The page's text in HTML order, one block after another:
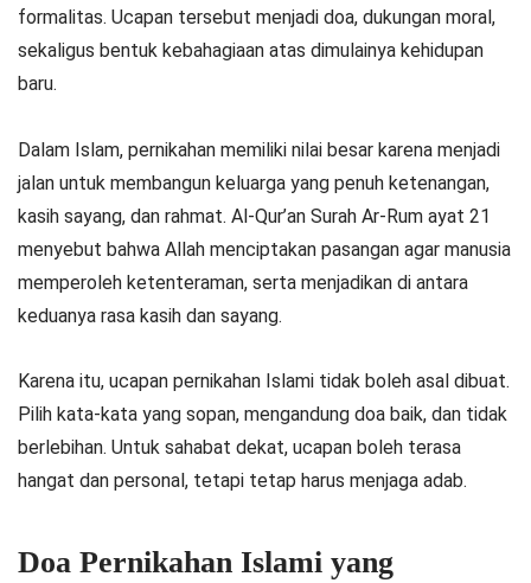
formalitas. Ucapan tersebut menjadi doa, dukungan moral,
sekaligus bentuk kebahagiaan atas dimulainya kehidupan
baru.
Dalam Islam, pernikahan memiliki nilai besar karena menjadi
jalan untuk membangun keluarga yang penuh ketenangan,
kasih sayang, dan rahmat. Al-Qur’an Surah Ar-Rum ayat 21
menyebut bahwa Allah menciptakan pasangan agar manusia
memperoleh ketenteraman, serta menjadikan di antara
keduanya rasa kasih dan sayang.
Karena itu, ucapan pernikahan Islami tidak boleh asal dibuat.
Pilih kata-kata yang sopan, mengandung doa baik, dan tidak
berlebihan. Untuk sahabat dekat, ucapan boleh terasa
hangat dan personal, tetapi tetap harus menjaga adab.
Doa Pernikahan Islami yang